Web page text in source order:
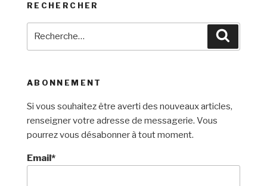
RECHERCHER
ABONNEMENT
Si vous souhaitez être averti des nouveaux articles,
renseigner votre adresse de messagerie. Vous
pourrez vous désabonner à tout moment.
Email*